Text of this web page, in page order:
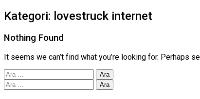
Kategori: lovestruck internet
Nothing Found
It seems we can’t find what you’re looking for. Perhaps
Arama:
Arama: